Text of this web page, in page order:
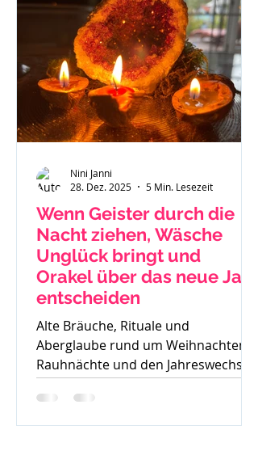
Wenn Geister durch die
Nacht ziehen, Wäsche
Unglück bringt und
Orakel über das neue Jahr
entscheiden
Alte Bräuche, Rituale und
Aberglaube rund um Weihnachten,
Rauhnächte und den Jahreswechsel
– warum früher vieles verboten war
und was davon bis heute geblieben
ist.
Nini Janni
28. Dez. 2025
5 Min. Lesezeit